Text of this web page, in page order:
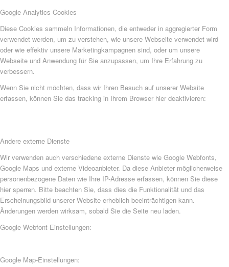
Google Analytics Cookies
Diese Cookies sammeln Informationen, die entweder in aggregierter Form
verwendet werden, um zu verstehen, wie unsere Webseite verwendet wird
oder wie effektiv unsere Marketingkampagnen sind, oder um unsere
Webseite und Anwendung für Sie anzupassen, um Ihre Erfahrung zu
verbessern.
Wenn Sie nicht möchten, dass wir Ihren Besuch auf unserer Website
erfassen, können Sie das tracking in Ihrem Browser hier deaktivieren:
Andere externe Dienste
Wir verwenden auch verschiedene externe Dienste wie Google Webfonts,
Google Maps und externe Videoanbieter. Da diese Anbieter möglicherweise
personenbezogene Daten wie Ihre IP-Adresse erfassen, können Sie diese
hier sperren. Bitte beachten Sie, dass dies die Funktionalität und das
Erscheinungsbild unserer Website erheblich beeinträchtigen kann.
Änderungen werden wirksam, sobald Sie die Seite neu laden.
Google Webfont-Einstellungen:
Google Map-Einstellungen: